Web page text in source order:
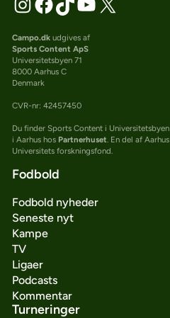
Campo.dkudgives af
Sports Content ApS
Universitetsbyen 71
8000 Aarhus C
Denmark
CVR-nr: 42457450
Du finder Sports Content i Universitetsbyen
i Aarhus hos Partnerhuset. En del af Aarhus
Universitets forskningsfond.
Fodbold
Fodbold nyheder
Seneste nyt
Kampe
TV
Ligaer
Podcasts
Kommentar
Turneringer